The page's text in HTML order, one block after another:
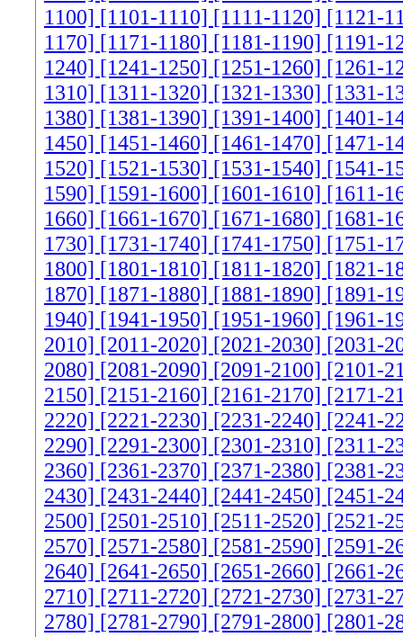
1100] [1101-1110] [1111-1120] [1121-
1170] [1171-1180] [1181-1190] [1191-
1240] [1241-1250] [1251-1260] [1261-
1310] [1311-1320] [1321-1330] [1331-
1380] [1381-1390] [1391-1400] [1401-
1450] [1451-1460] [1461-1470] [1471-
1520] [1521-1530] [1531-1540] [1541-
1590] [1591-1600] [1601-1610] [1611-
1660] [1661-1670] [1671-1680] [1681-
1730] [1731-1740] [1741-1750] [1751-
1800] [1801-1810] [1811-1820] [1821-
1870] [1871-1880] [1881-1890] [1891-
1940] [1941-1950] [1951-1960] [1961-
2010] [2011-2020] [2021-2030] [2031-
2080] [2081-2090] [2091-2100] [2101-
2150] [2151-2160] [2161-2170] [2171-
2220] [2221-2230] [2231-2240] [2241-
2290] [2291-2300] [2301-2310] [2311-
2360] [2361-2370] [2371-2380] [2381-
2430] [2431-2440] [2441-2450] [2451-
2500] [2501-2510] [2511-2520] [2521-
2570] [2571-2580] [2581-2590] [2591-
2640] [2641-2650] [2651-2660] [2661-
2710] [2711-2720] [2721-2730] [2731-
2780] [2781-2790] [2791-2800] [2801-